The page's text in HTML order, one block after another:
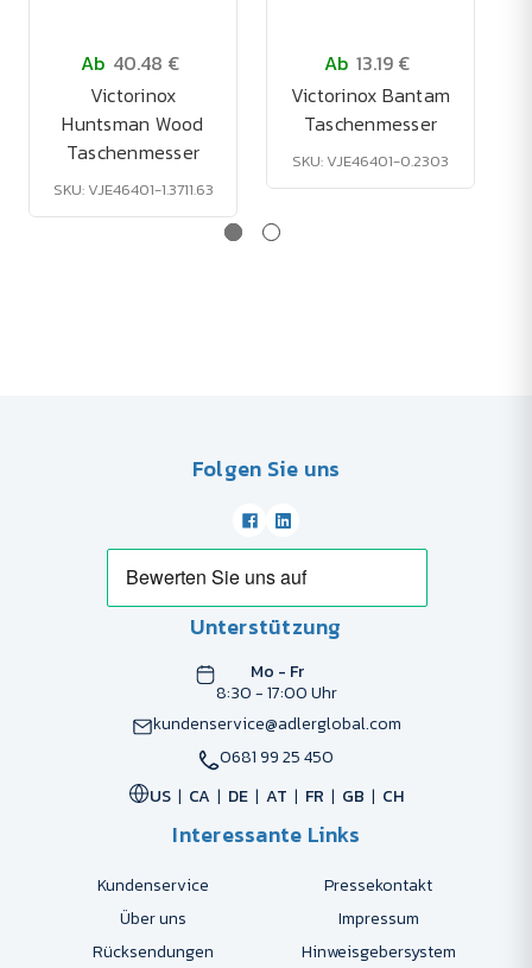
Ab 40.48 €
Victorinox
Huntsman Wood
Taschenmesser
SKU: VJE46401-1.3711.63
Ab 13.19 €
Victorinox Bantam
Taschenmesser
SKU: VJE46401-0.2303
Folgen Sie uns
Unterstützung
Mo - Fr
8:30 - 17:00 Uhr
kundenservice@adlerglobal.com
0681 99 25 450
US
CA DE AT FR GB CH
Interessante Links
Kundenservice
Pressekontakt
Über uns
Impressum
Rücksendungen
Hinweisgebersystem